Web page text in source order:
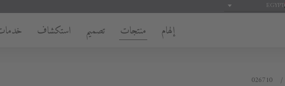
EGYPT
إلهام منتجات تصميم استكشاف